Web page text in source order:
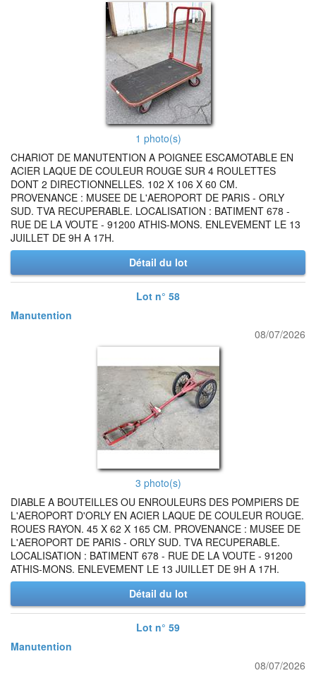
1 photo(s)
CHARIOT DE MANUTENTION A POIGNEE ESCAMOTABLE EN
ACIER LAQUE DE COULEUR ROUGE SUR 4 ROULETTES
DONT 2 DIRECTIONNELLES. 102 X 106 X 60 CM.
PROVENANCE : MUSEE DE L'AEROPORT DE PARIS - ORLY
SUD. TVA RECUPERABLE. LOCALISATION : BATIMENT 678 -
RUE DE LA VOUTE - 91200 ATHIS-MONS. ENLEVEMENT LE 13
JUILLET DE 9H A 17H.
Détail du lot
Lot n° 58
Manutention
08/07/2026
3 photo(s)
DIABLE A BOUTEILLES OU ENROULEURS DES POMPIERS DE
L'AEROPORT D'ORLY EN ACIER LAQUE DE COULEUR ROUGE.
ROUES RAYON. 45 X 62 X 165 CM. PROVENANCE : MUSEE DE
L'AEROPORT DE PARIS - ORLY SUD. TVA RECUPERABLE.
LOCALISATION : BATIMENT 678 - RUE DE LA VOUTE - 91200
ATHIS-MONS. ENLEVEMENT LE 13 JUILLET DE 9H A 17H.
Détail du lot
Lot n° 59
Manutention
08/07/2026